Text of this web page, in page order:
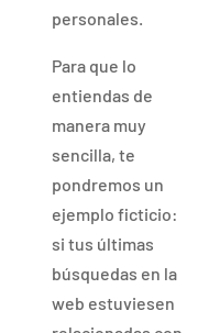
personales.
Para que lo
entiendas de
manera muy
sencilla, te
pondremos un
ejemplo ficticio:
si tus últimas
búsquedas en la
web estuviesen